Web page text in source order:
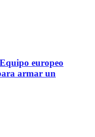
europeo
armar un